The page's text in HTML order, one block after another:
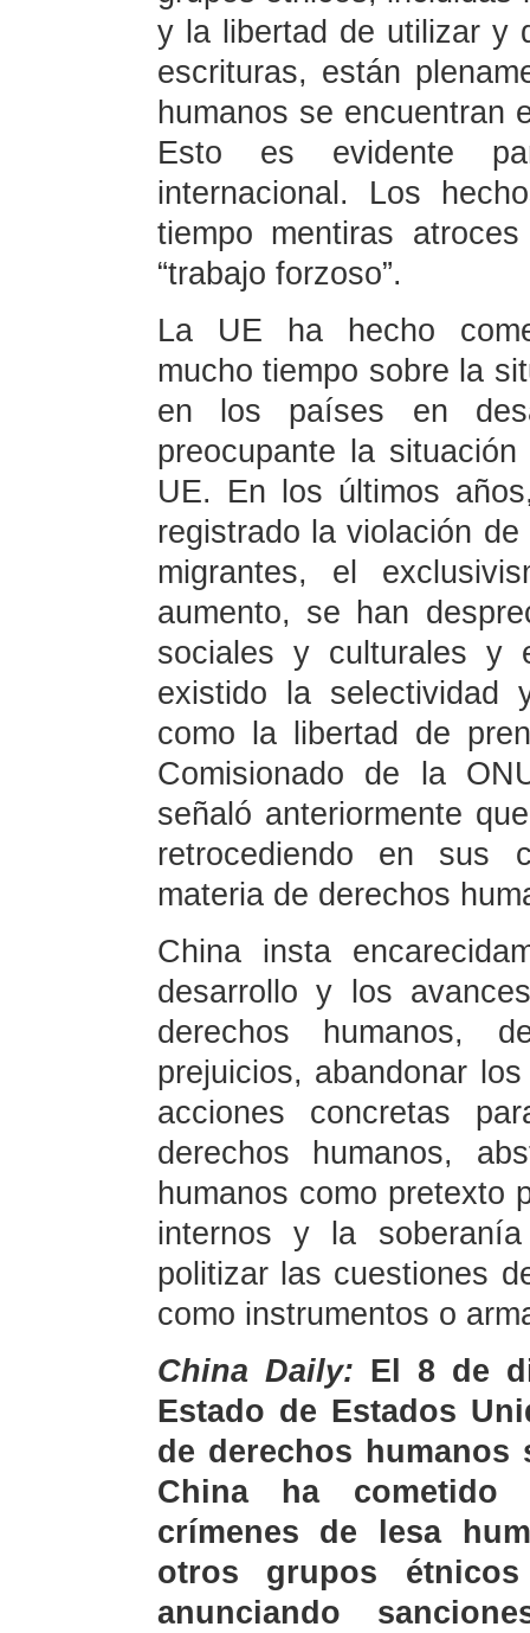
y la libertad de utilizar y
escrituras, están
humanos se encuentran
Esto es evidente
internacional. Los
tiempo mentiras
“trabajo forzoso”.
La UE ha hecho
mucho tiempo sobre la
en los países en
preocupante la
UE. En los últimos
registrado la violación
migrantes, el
aumento, se han
sociales y culturales y
existido la selectividad
como la libertad de
Comisionado de la
señaló anteriormente
retrocediendo en sus
materia de derechos
China insta
desarrollo y los
derechos humanos,
prejuicios, abandonar
acciones concretas
derechos humanos,
humanos como pretexto
internos y la
politizar las cuestiones
como instrumentos o
China Daily: El 8 de
Estado de Estados
de derechos humanos
China ha cometido
crímenes de lesa
otros grupos
anunciando